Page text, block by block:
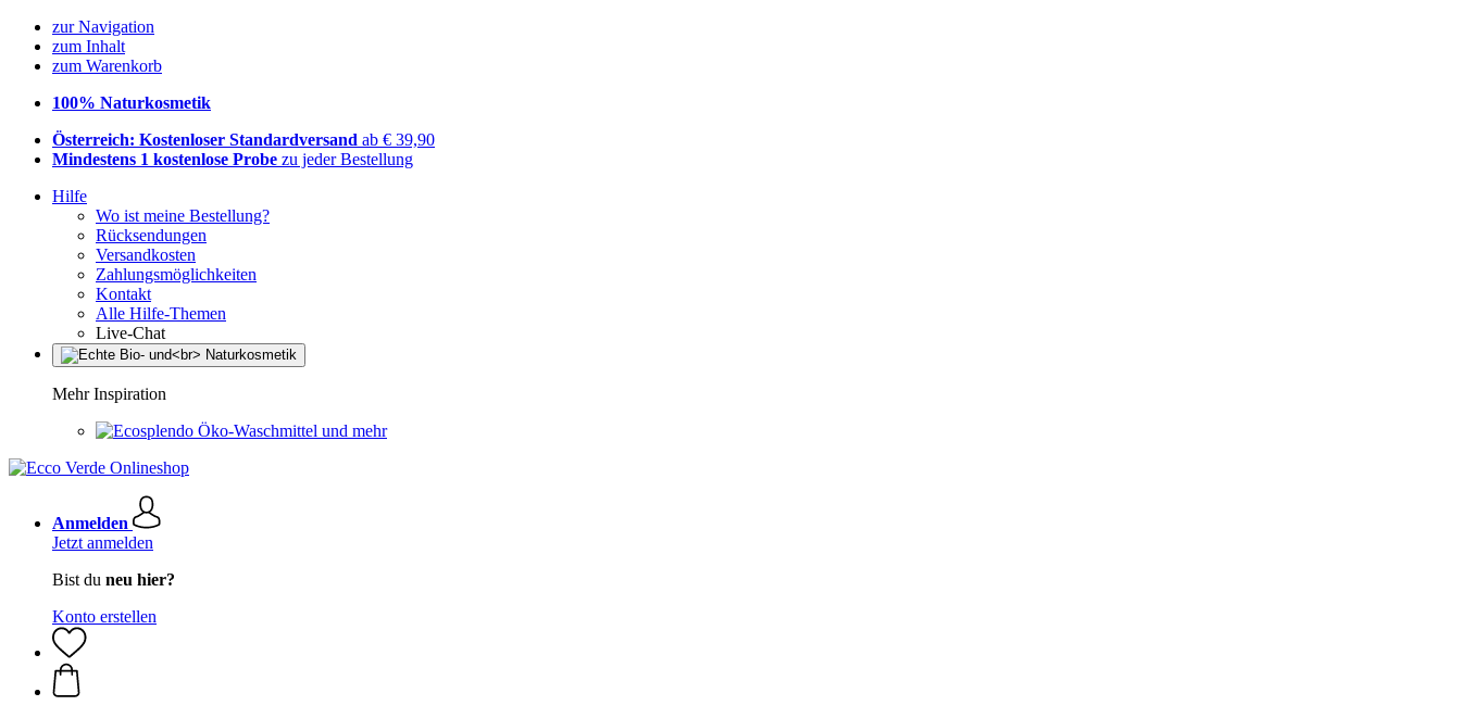
zur Navigation
zum Inhalt
zum Warenkorb
100% Naturkosmetik
Österreich: Kostenloser Standardversand ab € 39,90
Mindestens 1 kostenlose Probe zu jeder Bestellung
Hilfe
Wo ist meine Bestellung?
Rücksendungen
Versandkosten
Zahlungsmöglichkeiten
Kontakt
Alle Hilfe-Themen
Live-Chat
Mehr Inspiration
Öko-Waschmittel und mehr
Anmelden
Jetzt anmelden
Bist du neu hier?
Konto erstellen